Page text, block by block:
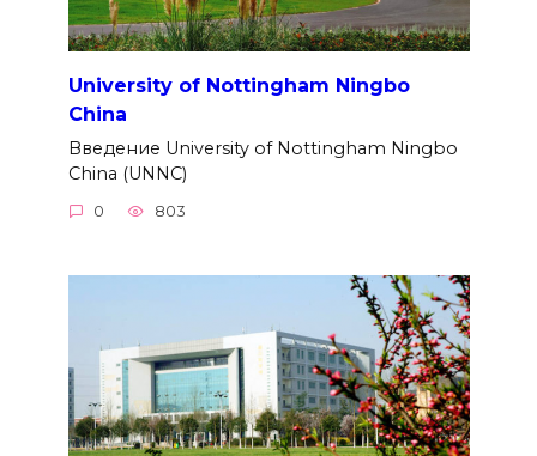
University of Nottingham Ningbo
China
Введение University of Nottingham Ningbo
China (UNNC)
0 803